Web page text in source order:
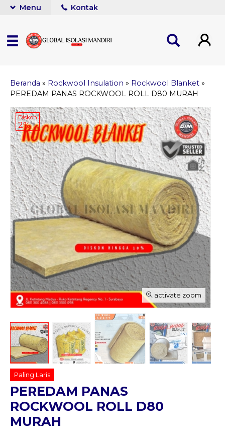
Menu Kontak
Beranda » Rockwool Insulation » Rockwool Blanket »
PEREDAM PANAS ROCKWOOL ROLL D80 MURAH
activate zoom
Diskon
2%
Paling Laris
PEREDAM PANAS
ROCKWOOL ROLL D80
MURAH